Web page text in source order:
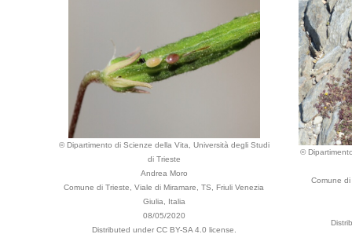
© Dipartimento di Scienze della Vita, Università degli Studi
di Trieste
Andrea Moro
Comune di Trieste, Viale di Miramare, TS, Friuli Venezia
Giulia, Italia
08/05/2020
Distributed under CC BY-SA 4.0 license.
©
Comune